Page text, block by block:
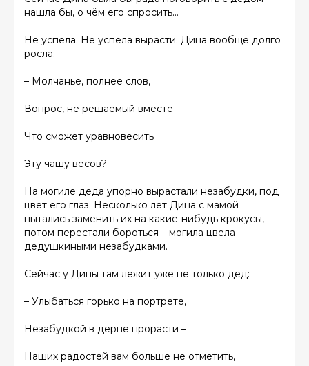
нашла бы, о чём его спросить…
Не успела. Не успела вырасти. Дина вообще долго
росла:
– Молчанье, полнее слов,
Вопрос, не решаемый вместе –
Что сможет уравновесить
Эту чашу весов?
На могиле деда упорно вырастали незабудки, под
цвет его глаз. Несколько лет Дина с мамой
пытались заменить их на какие-нибудь крокусы,
потом перестали бороться – могила цвела
дедушкиными незабудками.
Сейчас у Дины там лежит уже не только дед:
– Улыбаться горько на портрете,
Незабудкой в дерне прорасти –
Наших радостей вам больше не отметить,